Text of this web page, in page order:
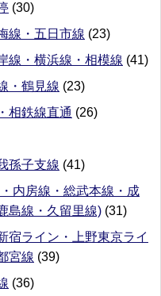
(30)
線・五日市線 (23)
線・横浜線・相模線 (41)
・鶴見線 (23)
相鉄線直通 (26)
孫子支線 (41)
内房線・総武本線・成
島線・久留里線) (31)
宿ライン・上野東京ライ
宮線 (39)
(36)